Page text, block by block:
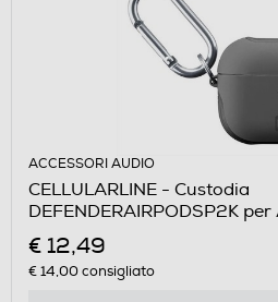
ACCESSORI AUDIO
CELLULARLINE - Custodia
DEFENDERAIRPODSP2K
€ 12,49
€ 14,00consigliato